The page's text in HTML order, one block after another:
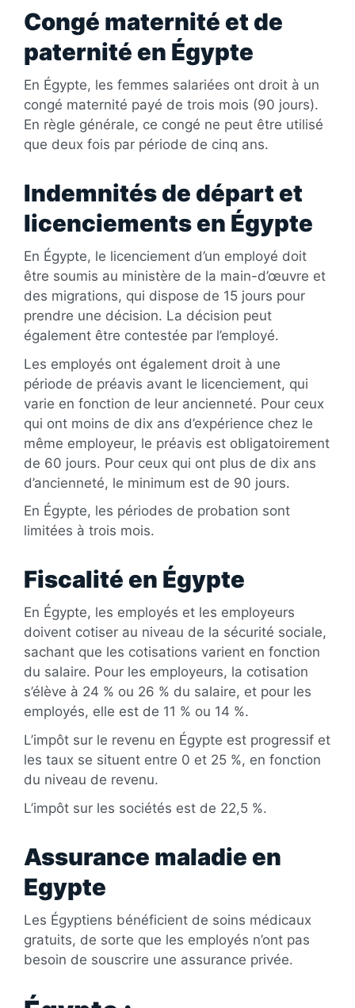
Congé maternité et de
paternité en Égypte
En Égypte, les femmes salariées ont droit à un
congé maternité payé de trois mois (90 jours).
En règle générale, ce congé ne peut être utilisé
que deux fois par période de cinq ans.
Indemnités de départ et
licenciements en Égypte
En Égypte, le licenciement d’un employé doit
être soumis au ministère de la main-d’œuvre et
des migrations, qui dispose de 15 jours pour
prendre une décision. La décision peut
également être contestée par l’employé.
Les employés ont également droit à une
période de préavis avant le licenciement, qui
varie en fonction de leur ancienneté. Pour ceux
qui ont moins de dix ans d’expérience chez le
même employeur, le préavis est obligatoirement
de 60 jours. Pour ceux qui ont plus de dix ans
d’ancienneté, le minimum est de 90 jours.
En Égypte, les périodes de probation sont
limitées à trois mois.
Fiscalité en Égypte
En Égypte, les employés et les employeurs
doivent cotiser au niveau de la sécurité sociale,
sachant que les cotisations varient en fonction
du salaire. Pour les employeurs, la cotisation
s’élève à 24 % ou 26 % du salaire, et pour les
employés, elle est de 11 % ou 14 %.
L’impôt sur le revenu en Égypte est progressif et
les taux se situent entre 0 et 25 %, en fonction
du niveau de revenu.
L’impôt sur les sociétés est de 22,5 %.
Assurance maladie en
Egypte
Les Égyptiens bénéficient de soins médicaux
gratuits, de sorte que les employés n’ont pas
besoin de souscrire une assurance privée.